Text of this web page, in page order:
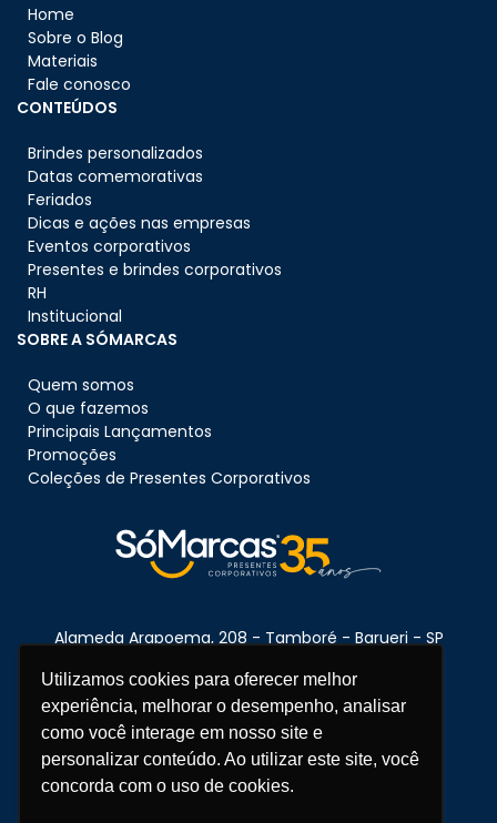
Utilizamos cookies para oferecer melhor
experiência, melhorar o desempenho, analisar
como você interage em nosso site e
personalizar conteúdo. Ao utilizar este site, você
concorda com o uso de cookies.
Home
Sobre o Blog
Materiais
Fale conosco
CONTEÚDOS
Brindes personalizados
Datas comemorativas
Feriados
Dicas e ações nas empresas
Eventos corporativos
Presentes e brindes corporativos
RH
Institucional
SOBRE A SÓMARCAS
Quem somos
O que fazemos
Principais Lançamentos
Promoções
Coleções de Presentes Corporativos
Alameda Arapoema, 208 - Tamboré - Barueri - SP
06460-080
Telefone:11 3670-1360
WhatsApp:11 95681-5743